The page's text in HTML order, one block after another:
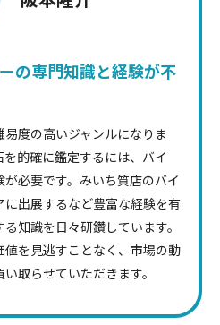
さ・深み
によって価値が大きく変わる
高く、査定の際に重視される
の高さ
の専門知識と経験が不
度の高いジャンルになりま
的確に鑑定するには、バイ
必要です。みいち質店のバイ
出展するなど豊富な経験を有
知識を日々研鑽しています。
を見逃すことなく、市場の動
取らせていただきます。